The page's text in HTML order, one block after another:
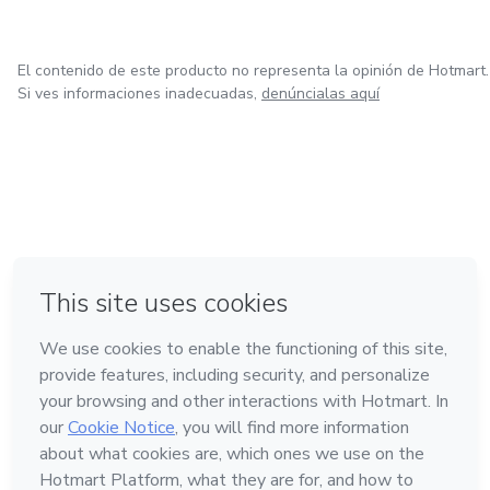
El contenido de este producto no representa la opinión de Hotmart.
Si ves informaciones inadecuadas, denúncialas aquí
Hecho con❤ en Belo Horizonte
Conoce Hotmart
Idioma